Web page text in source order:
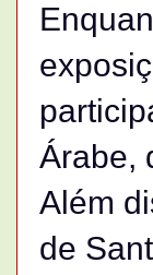
Árabe,
Além
de